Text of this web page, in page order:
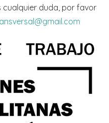
cualquier duda, por favor